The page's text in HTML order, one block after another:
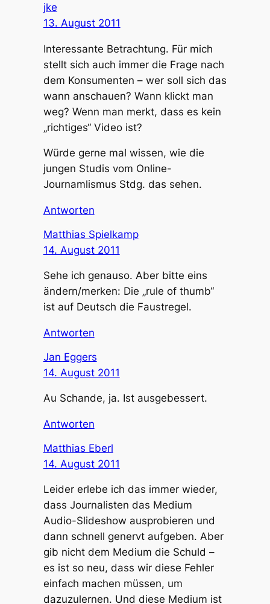
jke
13. August 2011
Interessante Betrachtung. Für mich
stellt sich auch immer die Frage nach
dem Konsumenten – wer soll sich das
wann anschauen? Wann klickt man
weg? Wenn man merkt, dass es kein
„richtiges“ Video ist?
Würde gerne mal wissen, wie die
jungen Studis vom Online-
Journamlismus Stdg. das sehen.
Antworten
Matthias Spielkamp
14. August 2011
Sehe ich genauso. Aber bitte eins
ändern/merken: Die „rule of thumb“
ist auf Deutsch die Faustregel.
Antworten
Jan Eggers
14. August 2011
Au Schande, ja. Ist ausgebessert.
Antworten
Matthias Eberl
14. August 2011
Leider erlebe ich das immer wieder,
dass Journalisten das Medium
Audio-Slideshow ausprobieren und
dann schnell genervt aufgeben. Aber
gib nicht dem Medium die Schuld –
es ist so neu, dass wir diese Fehler
einfach machen müssen, um
dazuzulernen. Und diese Medium ist